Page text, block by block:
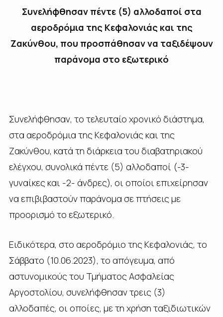
Συνελήφθησαν πέντε (5) αλλοδαποί στα
αεροδρόμια της Κεφαλονιάς και της
Ζακύνθου, που προσπάθησαν να ταξιδέψουν
παράνομα στο εξωτερικό
Συνελήφθησαν, το τελευταίο χρονικό διάστημα,
στα αεροδρόμια της Κεφαλονιάς και της
Ζακύνθου, κατά τη διάρκεια του διαβατηριακού
ελέγχου, συνολικά πέντε (5) αλλοδαποί (-3-
γυναίκες και -2- άνδρες), οι οποίοι επιχείρησαν
να επιβιβαστούν παράνομα σε πτήσεις με
προορισμό το εξωτερικό.
Ειδικότερα, στο αεροδρόμιο της Κεφαλονιάς, το
Σάββατο (10.06.2023), το απόγευμα, από
αστυνομικούς του Τμήματος Ασφαλείας
Αργοστολίου, συνελήφθησαν τρεις (3)
αλλοδαπές, οι οποίες, με τη χρήση ταξιδιωτικών